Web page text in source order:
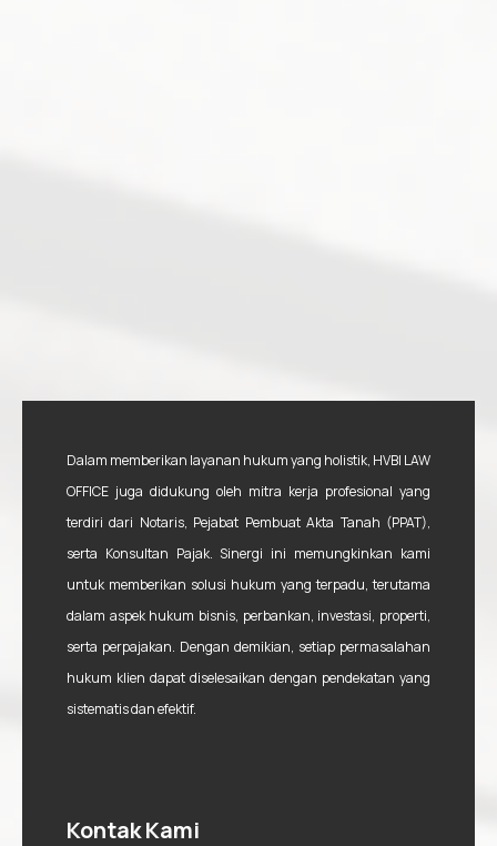
Dalam memberikan layanan hukum yang holistik, HVBI LAW
OFFICE juga didukung oleh mitra kerja profesional yang
terdiri dari Notaris, Pejabat Pembuat Akta Tanah (PPAT),
serta Konsultan Pajak. Sinergi ini memungkinkan kami
untuk memberikan solusi hukum yang terpadu, terutama
dalam aspek hukum bisnis, perbankan, investasi, properti,
serta perpajakan. Dengan demikian, setiap permasalahan
hukum klien dapat diselesaikan dengan pendekatan yang
sistematis dan efektif.
Kontak Kami